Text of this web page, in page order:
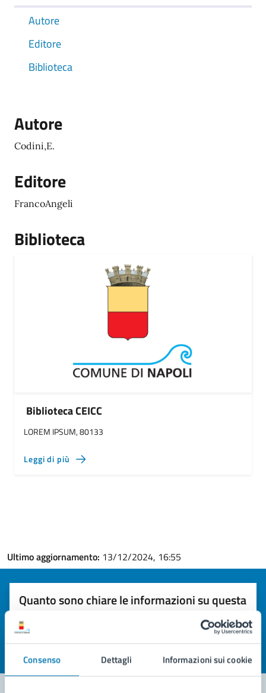
Consenso Dettagli Informazioni sui cookie
Autore
Editore
Biblioteca
Autore
Codini,E.
Editore
FrancoAngeli
Biblioteca
Biblioteca CEICC
LOREM IPSUM, 80133
Leggi di più
Ultimo aggiornamento: 13/12/2024, 16:55
Quanto sono chiare le informazioni su questa
Valuta 5 stelle su 5
Valuta 4 stelle su 5
Valuta 3 stelle su 5
Valuta 2 stelle su 5
Valuta 1 stelle su 5